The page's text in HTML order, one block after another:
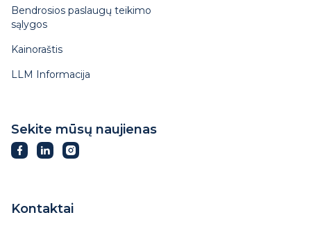
Bendrosios paslaugų teikimo
sąlygos
Kainoraštis
LLM Informacija
Sekite mūsų naujienas
Kontaktai